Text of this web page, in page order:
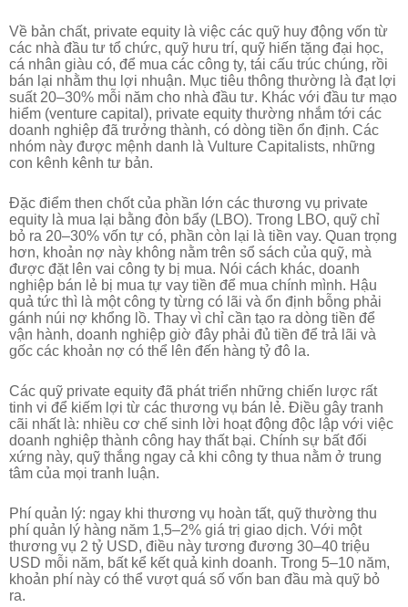
Về bản chất, private equity là việc các quỹ huy động vốn từ
các nhà đầu tư tổ chức, quỹ hưu trí, quỹ hiến tặng đại học,
cá nhân giàu có, để mua các công ty, tái cấu trúc chúng, rồi
bán lại nhằm thu lợi nhuận. Mục tiêu thông thường là đạt lợi
suất 20–30% mỗi năm cho nhà đầu tư. Khác với đầu tư mạo
hiểm (venture capital), private equity thường nhắm tới các
doanh nghiệp đã trưởng thành, có dòng tiền ổn định. Các
nhóm này được mệnh danh là Vulture Capitalists, những
con kênh kênh tư bản.
Đặc điểm then chốt của phần lớn các thương vụ private
equity là mua lại bằng đòn bẩy (LBO). Trong LBO, quỹ chỉ
bỏ ra 20–30% vốn tự có, phần còn lại là tiền vay. Quan trọng
hơn, khoản nợ này không nằm trên sổ sách của quỹ, mà
được đặt lên vai công ty bị mua. Nói cách khác, doanh
nghiệp bán lẻ bị mua tự vay tiền để mua chính mình. Hậu
quả tức thì là một công ty từng có lãi và ổn định bỗng phải
gánh núi nợ khổng lồ. Thay vì chỉ cần tạo ra dòng tiền để
vận hành, doanh nghiệp giờ đây phải đủ tiền để trả lãi và
gốc các khoản nợ có thể lên đến hàng tỷ đô la.
Các quỹ private equity đã phát triển những chiến lược rất
tinh vi để kiếm lợi từ các thương vụ bán lẻ. Điều gây tranh
cãi nhất là: nhiều cơ chế sinh lời hoạt động độc lập với việc
doanh nghiệp thành công hay thất bại. Chính sự bất đối
xứng này, quỹ thắng ngay cả khi công ty thua nằm ở trung
tâm của mọi tranh luận.
Phí quản lý: ngay khi thương vụ hoàn tất, quỹ thường thu
phí quản lý hàng năm 1,5–2% giá trị giao dịch. Với một
thương vụ 2 tỷ USD, điều này tương đương 30–40 triệu
USD mỗi năm, bất kể kết quả kinh doanh. Trong 5–10 năm,
khoản phí này có thể vượt quá số vốn ban đầu mà quỹ bỏ
ra.